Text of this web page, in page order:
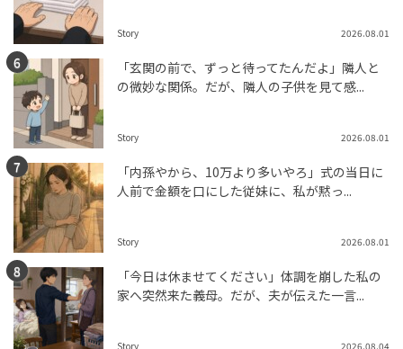
Story 2026.08.01
「玄関の前で、ずっと待ってたんだよ」隣人と
の微妙な関係。だが、隣人の子供を見て感...
Story 2026.08.01
「内孫やから、10万より多いやろ」式の当日に
人前で金額を口にした従妹に、私が黙っ...
Story 2026.08.01
「今日は休ませてください」体調を崩した私の
家へ突然来た義母。だが、夫が伝えた一言...
Story 2026.08.04